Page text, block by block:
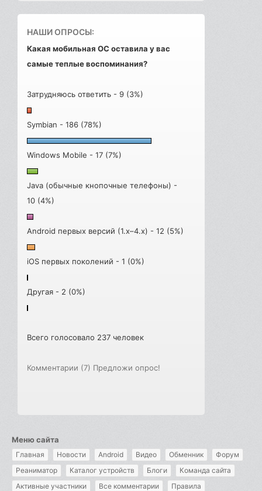
НАШИ ОПРОСЫ:
Какая мобильная ОС оставила у вас
самые теплые воспоминания?
Затрудняюсь ответить - 9 (3%)
Symbian - 186 (78%)
Windows Mobile - 17 (7%)
Java (обычные кнопочные телефоны) -
10 (4%)
Android первых версий (1.x–4.x) - 12 (5%)
iOS первых поколений - 1 (0%)
Другая - 2 (0%)
Всего голосовало 237 человек
Комментарии (7) Предложи опрос!
Меню сайта
Главная Новости Android Видео Обменник
Форум
Реаниматор
Каталог устройств Блоги
Команда сайта
Активные участники
Все комментарии Правила